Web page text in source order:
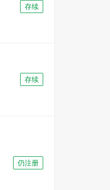
存续
存续
仍注册